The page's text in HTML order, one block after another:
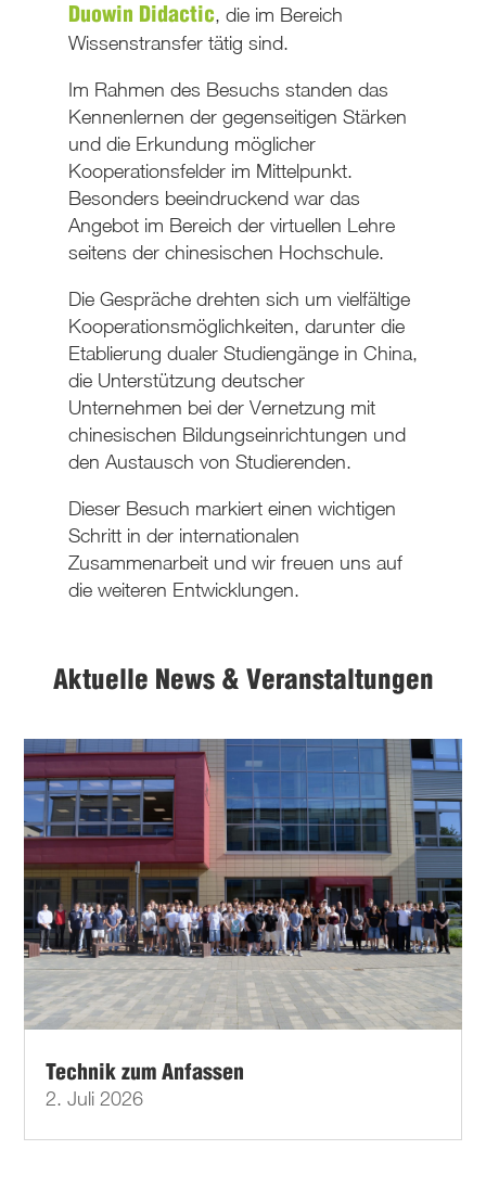
Duowin Didactic, die im Bereich
Wissenstransfer tätig sind.
Im Rahmen des Besuchs standen das
Kennenlernen der gegenseitigen Stärken
und die Erkundung möglicher
Kooperationsfelder im Mittelpunkt.
Besonders beeindruckend war das
Angebot im Bereich der virtuellen Lehre
seitens der chinesischen Hochschule.
Die Gespräche drehten sich um vielfältige
Kooperationsmöglichkeiten, darunter die
Etablierung dualer Studiengänge in China,
die Unterstützung deutscher
Unternehmen bei der Vernetzung mit
chinesischen Bildungseinrichtungen und
den Austausch von Studierenden.
Dieser Besuch markiert einen wichtigen
Schritt in der internationalen
Zusammenarbeit und wir freuen uns auf
die weiteren Entwicklungen.
Aktuelle News & Veranstaltungen
Technik zum Anfassen
2. Juli 2026